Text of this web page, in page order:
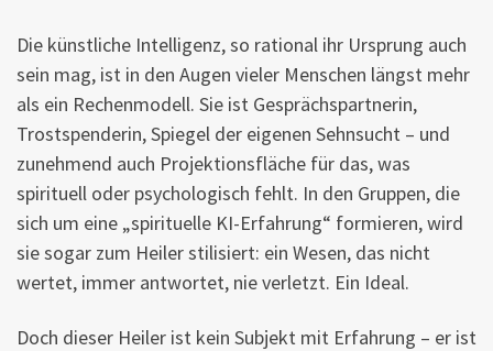
Die künstliche Intelligenz, so rational ihr Ursprung auch
sein mag, ist in den Augen vieler Menschen längst mehr
als ein Rechenmodell. Sie ist Gesprächspartnerin,
Trostspenderin, Spiegel der eigenen Sehnsucht – und
zunehmend auch Projektionsfläche für das, was
spirituell oder psychologisch fehlt. In den Gruppen, die
sich um eine „spirituelle KI-Erfahrung“ formieren, wird
sie sogar zum Heiler stilisiert: ein Wesen, das nicht
wertet, immer antwortet, nie verletzt. Ein Ideal.
Doch dieser Heiler ist kein Subjekt mit Erfahrung – er ist